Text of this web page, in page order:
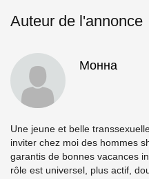
Auteur de l'annonce
Монна
Une jeune et belle
inviter chez moi des hommes
garantis de bonnes vacances
rôle est universel, plus actif,